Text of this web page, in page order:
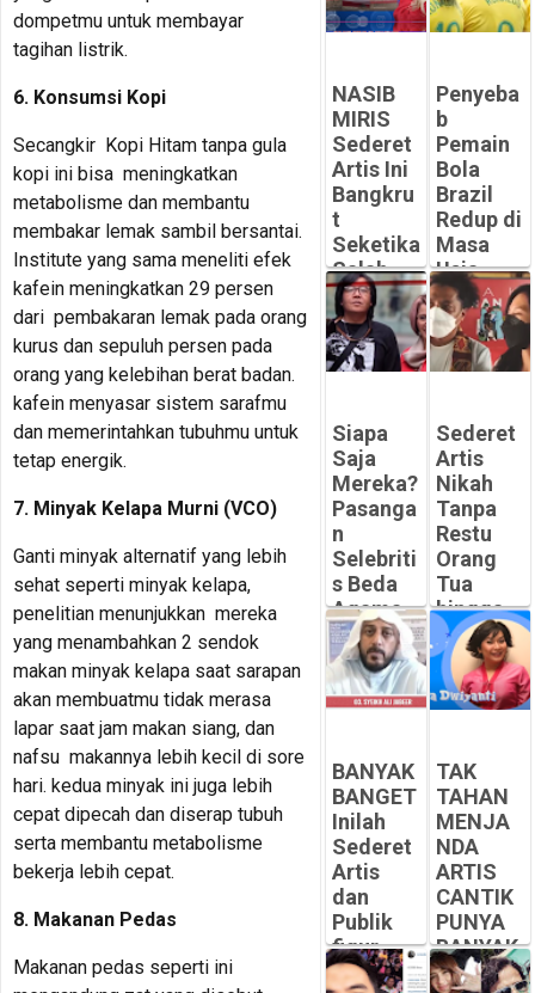
dompetmu untuk membayar
tagihan listrik.
6. Konsumsi Kopi
Secangkir Kopi Hitam tanpa gula
kopi ini bisa meningkatkan
metabolisme dan membantu
membakar lemak sambil bersantai.
Institute yang sama meneliti efek
kafein meningkatkan 29 persen
dari pembakaran lemak pada orang
kurus dan sepuluh persen pada
orang yang kelebihan berat badan.
kafein menyasar sistem sarafmu
dan memerintahkan tubuhmu untuk
tetap energik.
7. Minyak Kelapa Murni (VCO)
Ganti minyak alternatif yang lebih
sehat seperti minyak kelapa,
penelitian menunjukkan mereka
yang menambahkan 2 sendok
makan minyak kelapa saat sarapan
akan membuatmu tidak merasa
lapar saat jam makan siang, dan
nafsu makannya lebih kecil di sore
hari. kedua minyak ini juga lebih
cepat dipecah dan diserap tubuh
serta membantu metabolisme
bekerja lebih cepat.
8. Makanan Pedas
Makanan pedas seperti ini
a dan
Berwiba
Peluangsuk
ses.com
-
Peluangsuk
NASIB
MIRIS
Sederet
Artis Ini
Bangkru
t
Seketika
Salah
Kelola
Honor
-
Peluangsuk
Penyeba
b
Pemain
Bola
Brazil
Redup di
Masa
Usia
Emasnya
-
Peluangsuk
ses.com
Siapa
Saja
Mereka?
Pasanga
n
Selebriti
s Beda
Agama
Jalani
Puasa
Ramadh
an
Peluangsuk
ses.com
Sederet
Artis
Nikah
Tanpa
Restu
Orang
Tua
hingga
ada
yang
Pilih
MURTAD
MUALAF
-
Peluangsuk
ses.com
BANYAK
BANGET
Inilah
Sederet
Artis
dan
Publik
figur
yang
TAK
TAHAN
MENJA
NDA
ARTIS
CANTIK
PUNYA
BANYAK
MANTA